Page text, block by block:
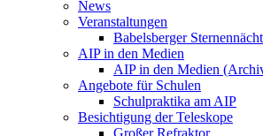
News
Veranstaltungen
Babelsberger
AIP in den Medien
AIP in den Medien
Angebote für Schulen
Schulpraktika am AIP
Besichtigung der Teleskope
Großer Refraktor